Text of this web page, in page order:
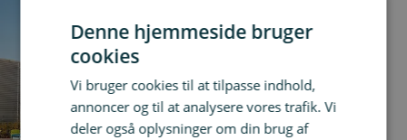
Denne hjemmeside bruger
cookies
Vi bruger cookies til at tilpasse indhold,
annoncer og til at analysere vores trafik. Vi
deler også oplysninger om din brug af